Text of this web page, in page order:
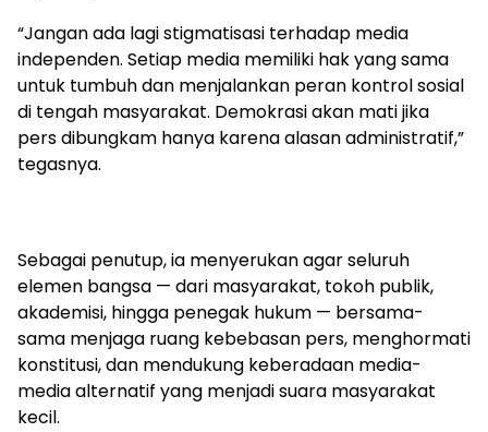
“Jangan ada lagi stigmatisasi terhadap media
independen. Setiap media memiliki hak yang sama
untuk tumbuh dan menjalankan peran kontrol sosial
di tengah masyarakat. Demokrasi akan mati jika
pers dibungkam hanya karena alasan administratif,”
tegasnya.
Sebagai penutup, ia menyerukan agar seluruh
elemen bangsa — dari masyarakat, tokoh publik,
akademisi, hingga penegak hukum — bersama-
sama menjaga ruang kebebasan pers, menghormati
konstitusi, dan mendukung keberadaan media-
media alternatif yang menjadi suara masyarakat
kecil.